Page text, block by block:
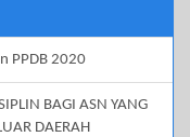
PPDB 2020
BAGI ASN YANG
DAERAH